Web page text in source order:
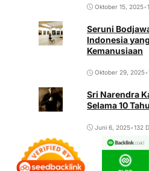
Oktober 15, 2025•
Seruni
Indonesia
Kemanusiaan
Oktober 29, 2025•
Sri Narendra
Selama 10
Juni 6, 2025•132